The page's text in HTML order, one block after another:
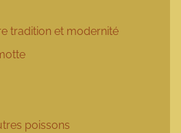
tradition et modernité
poissons